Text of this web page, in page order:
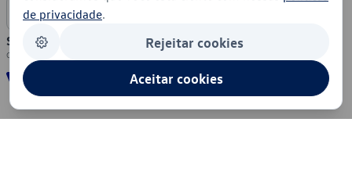
Segurança
de privacidade.
Rejeitar cookies
Aceitar cookies